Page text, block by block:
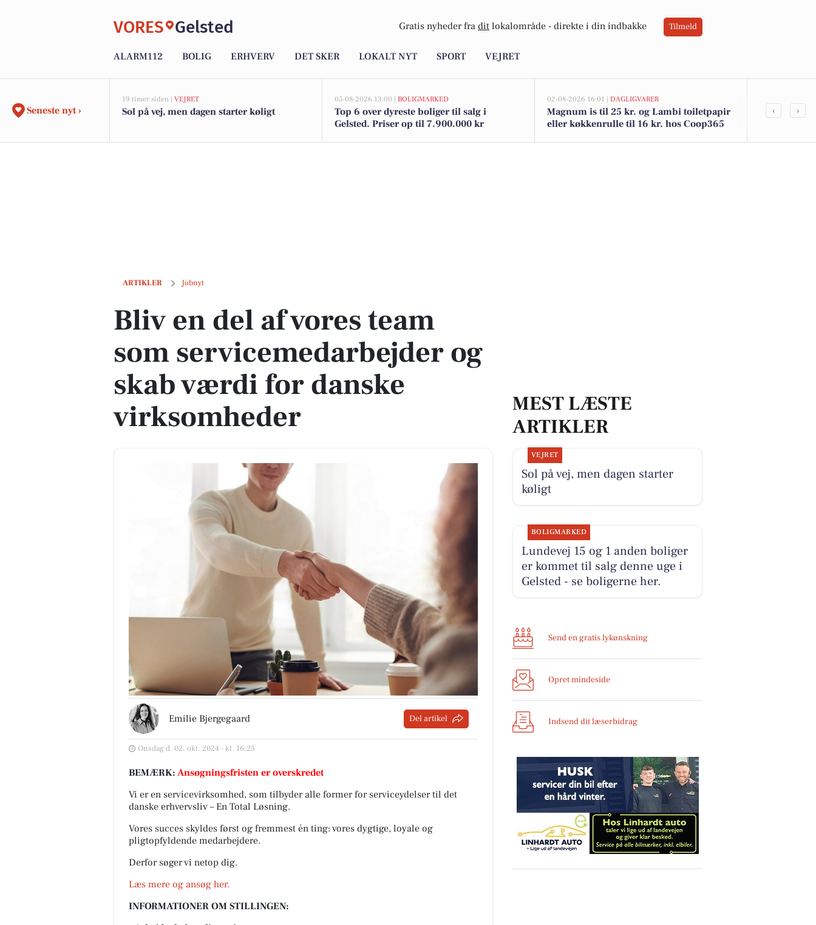
VORES Gelsted Gratis nyheder fra dit lokalområde - direkte i din indbakke Tilmeld
ALARM112 BOLIG ERHVERV DET SKER LOKALT NYT SPORT VEJRET
Seneste nyt ›
19 timer siden | VEJRET
Sol på vej, men dagen starter køligt
05-08-2026 13:00 | BOLIGMARKED
Top 6 over dyreste boliger til salg i
Gelsted. Priser op til 7.900.000 kr
02-08-2026 16:01 | DAGLIGVARER
Magnum is til 25 kr. og Lambi toiletpapir
eller køkkenrulle til 16 kr. hos Coop365
Lundevej
‹ ›
ARTIKLER Jobnyt
Bliv en del af vores team som servicemedarbejder og skab værdi for danske virksomheder
Bliv en del af vores team
som servicemedarbejder og
skab værdi for danske
virksomheder
Emilie Bjergegaard Del artikel
Onsdag d. 02. okt. 2024 - kl. 16:25
BEMÆRK: Ansøgningsfristen er overskredet
Vi er en servicevirksomhed, som tilbyder alle former for serviceydelser til det
danske erhvervsliv – En Total Løsning.
Vores succes skyldes først og fremmest én ting: vores dygtige, loyale og
pligtopfyldende medarbejdere.
Derfor søger vi netop dig.
Læs mere og ansøg her.
INFORMATIONER OM STILLINGEN:
MEST LÆSTE
ARTIKLER
VEJRET
Sol på vej, men dagen starter
køligt
BOLIGMARKED
Lundevej 15 og 1 anden boliger
er kommet til salg denne uge i
Gelsted - se boligerne her.
Send en gratis lykønskning
Opret mindeside
Indsend dit læserbidrag